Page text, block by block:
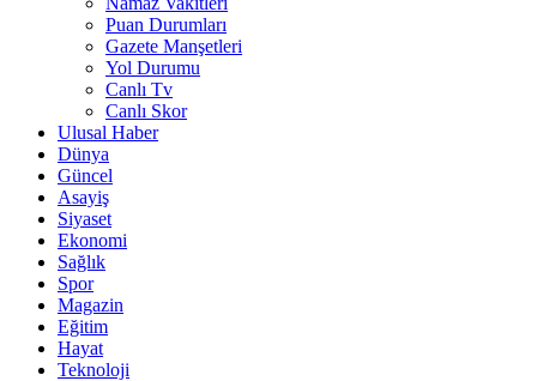
Puan Durumları
Gazete Manşetleri
Yol Durumu
Canlı Tv
Canlı Skor
Ulusal Haber
Dünya
Güncel
Asayiş
Siyaset
Ekonomi
Sağlık
Spor
Magazin
Eğitim
Hayat
Teknoloji